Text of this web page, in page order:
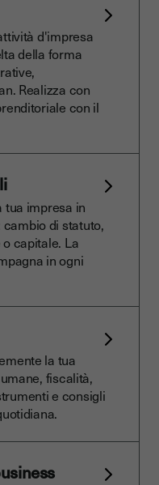
d'impresa
della forma
Realizza con
con il
impresa in
di statuto,
capitale. La
in ogni
la tua
fiscalità,
e consigli